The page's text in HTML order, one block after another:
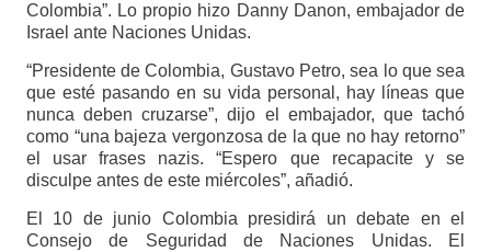
Colombia”. Lo propio hizo Danny Danon, embajador de
Israel ante Naciones Unidas.
“Presidente de Colombia, Gustavo Petro, sea lo que sea
que esté pasando en su vida personal, hay líneas que
nunca deben cruzarse”, dijo el embajador, que tachó
como “una bajeza vergonzosa de la que no hay retorno”
el usar frases nazis. “Espero que recapacite y se
disculpe antes de este miércoles”, añadió.
El 10 de junio Colombia presidirá un debate en el
Consejo de Seguridad de Naciones Unidas. El